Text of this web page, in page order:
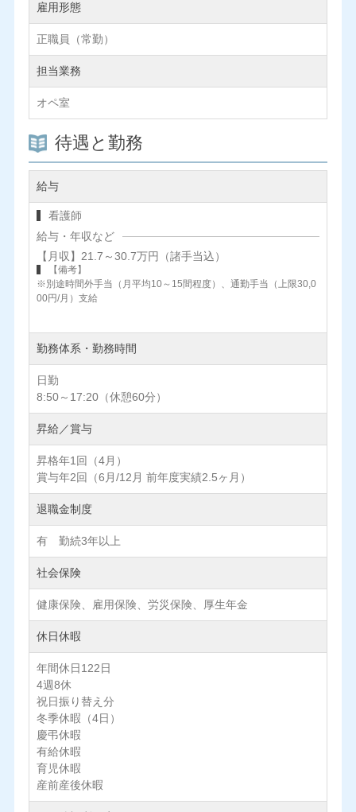
雇用形態
正職員（常勤）
担当業務
オペ室
待遇と勤務
給与
看護師
給与・年収など
【月収】21.7～30.7万円（諸手当込）
【備考】
※別途時間外手当（月平均10～15間程度）、通勤手当（上限30,0
00円/月）支給
勤務体系・勤務時間
日勤
8:50～17:20（休憩60分）
昇給／賞与
昇格年1回（4月）
賞与年2回（6月/12月 前年度実績2.5ヶ月）
退職金制度
有 勤続3年以上
社会保険
健康保険、雇用保険、労災保険、厚生年金
休日休暇
年間休日122日
4週8休
祝日振り替え分
冬季休暇（4日）
慶弔休暇
有給休暇
育児休暇
産前産後休暇